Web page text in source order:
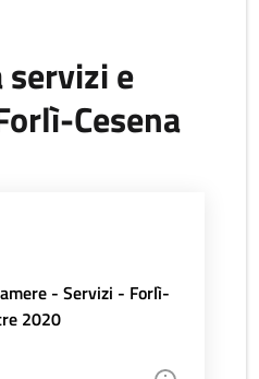
e
Cesena
- Servizi - Forlì-
2020